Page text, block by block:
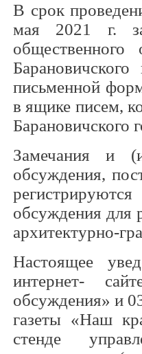
В срок
мая 2021 г.
письменной
в ящике писем,
Барановичского
Замечания и
обсуждения,
обсуждения для
архитектурно-
Настоящее
интернет-
обсуждения» и
газеты «Наш
стенде